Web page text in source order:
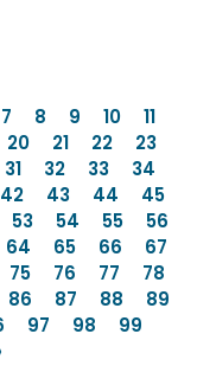
7 8 9 10
11
20 21 22
23
31 32 33
34
42 43 44
45
53 54 55
56
64 65 66
67
75 76 77
78
86 87 88
89
97 98
99